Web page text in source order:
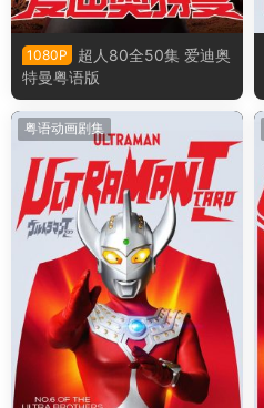
1080P
超人80全50集 爱迪奥
特曼粤语版
粤语动画剧集